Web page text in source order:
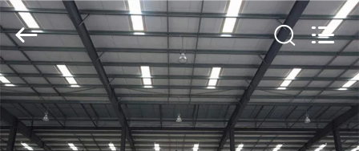
المنزل
المنتجات
Qingdao
KaFa
Fabrication
Co.,
Ltd..
All
Rights
Reserved.